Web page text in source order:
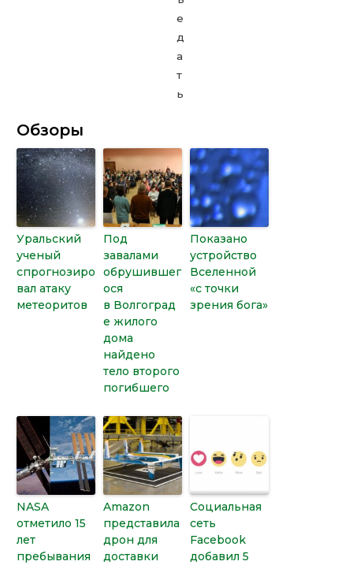
Обзоры
Уральский
ученый
спрогнозиро
вал атаку
метеоритов
Под
завалами
обрушившег
ося
в Волгоград
е жилого
дома
найдено
тело второго
погибшего
Показано
устройство
Вселенной
«с точки
зрения бога»
NASA
отметило 15
лет
пребывания
Amazon
представила
дрон для
доставки
Социальная
сеть
Facebook
добавил 5